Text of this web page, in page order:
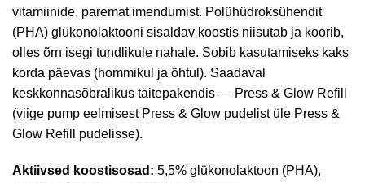
vitamiinide, paremat imendumist. Polühüdroksühendit
(PHA) glükonolaktooni sisaldav koostis niisutab ja koorib,
olles õrn isegi tundlikule nahale. Sobib kasutamiseks kaks
korda päevas (hommikul ja õhtul). Saadaval
keskkonnasõbralikus täitepakendis — Press & Glow Refill
(viige pump eelmisest Press & Glow pudelist üle Press &
Glow Refill pudelisse).
Aktiivsed koostisosad: 5,5% glükonolaktoon (PHA),